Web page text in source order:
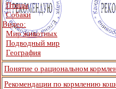
Птицы
Собаки
Видео:
Мир животных
Подводный мир
География
Понятие о рациональном
Рекомендации по кормлению